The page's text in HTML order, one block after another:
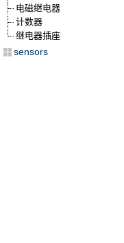
电磁继电器
计数器
继电器插座
sensors